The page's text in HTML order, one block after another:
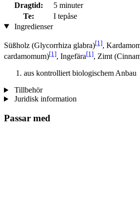
Dragtid:
5 minuter
Te:
I tepåse
Ingredienser
Süßholz (Glycorrhiza glabra)[1],
cardamomum)[1], Ingefära[1], Zimt
aus kontrolliert biologischem Anbau
Tillbehör
Juridisk information
Passar med